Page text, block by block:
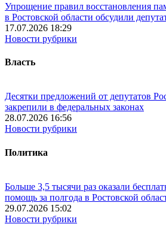
Упрощение правил восстановления
в Ростовской области обсудили
17.07.2026 18:29
Новости рубрики
Власть
Десятки предложений от депутатов
закрепили в федеральных законах
28.07.2026 16:56
Новости рубрики
Политика
Больше 3,5 тысячи раз оказали
помощь за полгода в Ростовской
29.07.2026 15:02
Новости рубрики